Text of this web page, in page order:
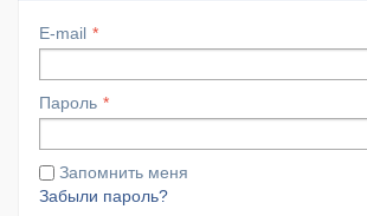
E-mail
Пароль
Запомнить меня
Забыли пароль?